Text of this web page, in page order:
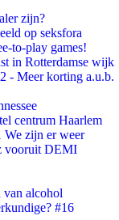
zijn?
op seksfora
to-play games!
in Rotterdamse wijk
- Meer korting a.u.b.
centrum Haarlem
We zijn er weer
vooruit DEMI
van alcohol
#16